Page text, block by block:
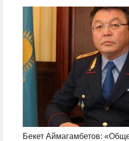
Бекет Аймагамбетов: